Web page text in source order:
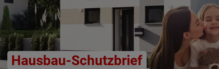
Hausbau-Schutzbrief